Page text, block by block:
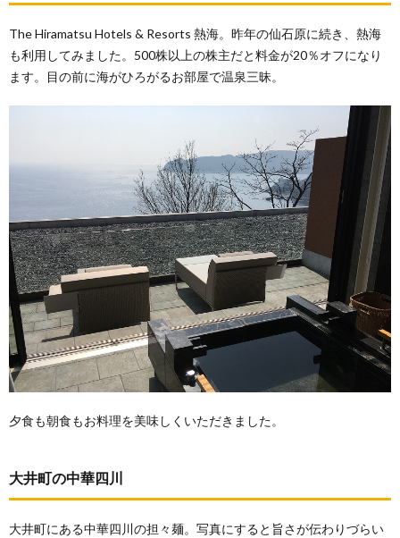
The Hiramatsu Hotels & Resorts 熱海。昨年の仙石原に続き、熱海
も利用してみました。500株以上の株主だと料金が20％オフになり
ます。目の前に海がひろがるお部屋で温泉三昧。
夕食も朝食もお料理を美味しくいただきました。
大井町の中華四川
大井町にある中華四川の担々麺。写真にすると旨さが伝わりづらい